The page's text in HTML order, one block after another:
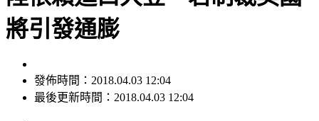
將引發通膨
發佈時間：2018.04.03 12:04
最後更新時間：2018.04.03 12:04